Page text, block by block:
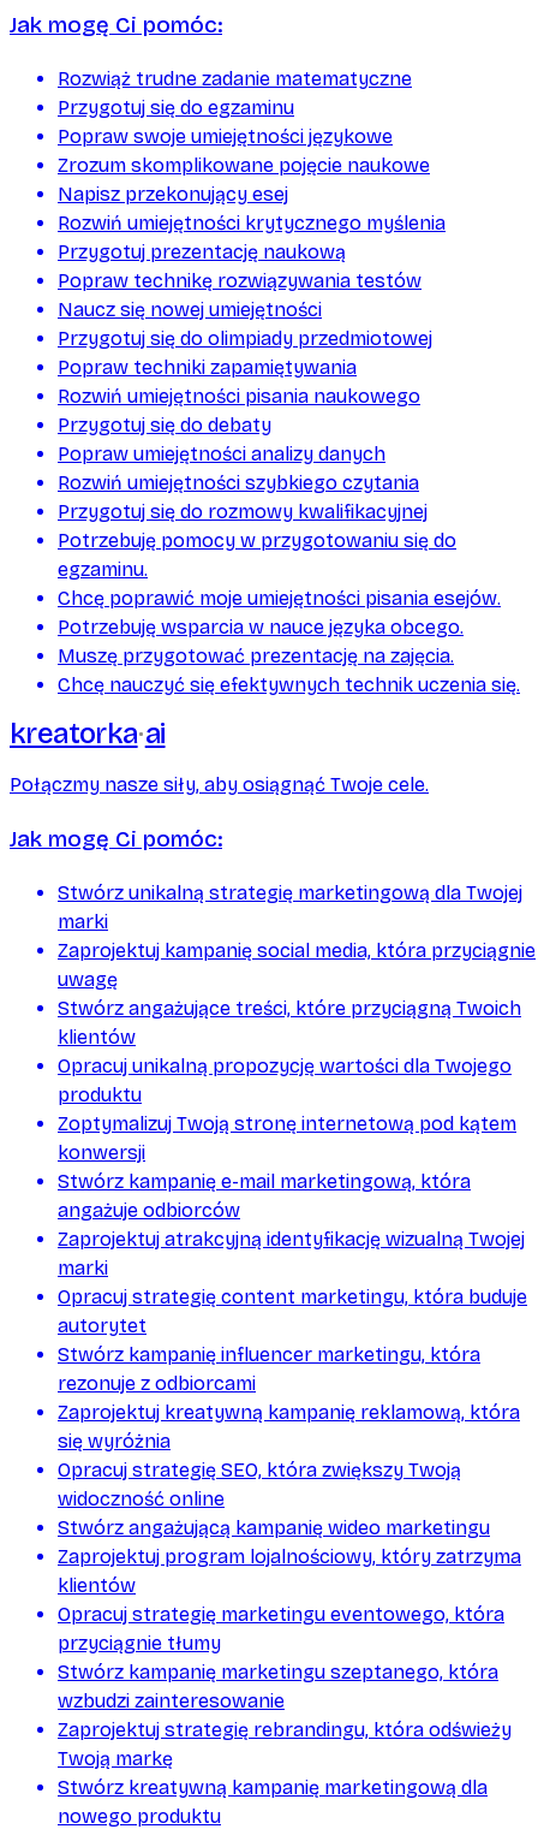
Jak mogę Ci pomóc:
Rozwiąż trudne zadanie matematyczne
Przygotuj się do egzaminu
Popraw swoje umiejętności językowe
Zrozum skomplikowane pojęcie naukowe
Napisz przekonujący esej
Rozwiń umiejętności krytycznego myślenia
Przygotuj prezentację naukową
Popraw technikę rozwiązywania testów
Naucz się nowej umiejętności
Przygotuj się do olimpiady przedmiotowej
Popraw techniki zapamiętywania
Rozwiń umiejętności pisania naukowego
Przygotuj się do debaty
Popraw umiejętności analizy danych
Rozwiń umiejętności szybkiego czytania
Przygotuj się do rozmowy kwalifikacyjnej
Potrzebuję pomocy w przygotowaniu się do
egzaminu.
Chcę poprawić moje umiejętności pisania esejów.
Potrzebuję wsparcia w nauce języka obcego.
Muszę przygotować prezentację na zajęcia.
Chcę nauczyć się efektywnych technik uczenia się.
kreatorka ai
Połączmy nasze siły, aby osiągnąć Twoje cele.
Jak mogę Ci pomóc:
Stwórz unikalną strategię marketingową dla Twojej
marki
Zaprojektuj kampanię social media, która przyciągnie
uwagę
Stwórz angażujące treści, które przyciągną Twoich
klientów
Opracuj unikalną propozycję wartości dla Twojego
produktu
Zoptymalizuj Twoją stronę internetową pod kątem
konwersji
Stwórz kampanię e-mail marketingową, która
angażuje odbiorców
Zaprojektuj atrakcyjną identyfikację wizualną Twojej
marki
Opracuj strategię content marketingu, która buduje
autorytet
Stwórz kampanię influencer marketingu, która
rezonuje z odbiorcami
Zaprojektuj kreatywną kampanię reklamową, która
się wyróżnia
Opracuj strategię SEO, która zwiększy Twoją
widoczność online
Stwórz angażującą kampanię wideo marketingu
Zaprojektuj program lojalnościowy, który zatrzyma
klientów
Opracuj strategię marketingu eventowego, która
przyciągnie tłumy
Stwórz kampanię marketingu szeptanego, która
wzbudzi zainteresowanie
Zaprojektuj strategię rebrandingu, która odświeży
Twoją markę
Stwórz kreatywną kampanię marketingową dla
nowego produktu